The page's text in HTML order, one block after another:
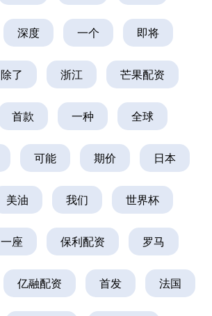
深度 一个 即将
除了 浙江 芒果配资
首款 一种 全球
可能 期价 日本
美油 我们 世界杯
一座 保利配资 罗马
亿融配资 首发 法国